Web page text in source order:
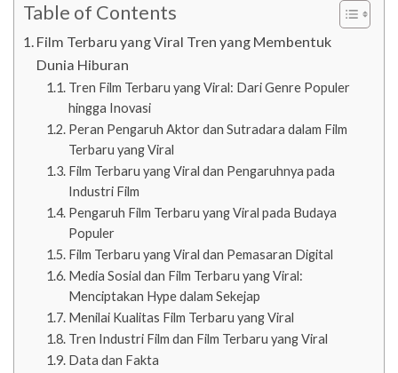
Table of Contents
Film Terbaru yang Viral Tren yang Membentuk
Dunia Hiburan
Tren Film Terbaru yang Viral: Dari Genre Populer
hingga Inovasi
Peran Pengaruh Aktor dan Sutradara dalam Film
Terbaru yang Viral
Film Terbaru yang Viral dan Pengaruhnya pada
Industri Film
Pengaruh Film Terbaru yang Viral pada Budaya
Populer
Film Terbaru yang Viral dan Pemasaran Digital
Media Sosial dan Film Terbaru yang Viral:
Menciptakan Hype dalam Sekejap
Menilai Kualitas Film Terbaru yang Viral
Tren Industri Film dan Film Terbaru yang Viral
Data dan Fakta